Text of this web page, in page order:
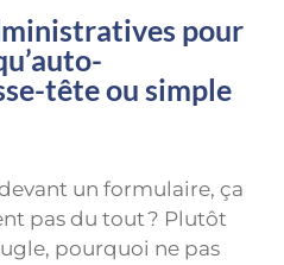
pour
tête ou simple
un formulaire, ça
pas du tout ? Plutôt
pourquoi ne pas